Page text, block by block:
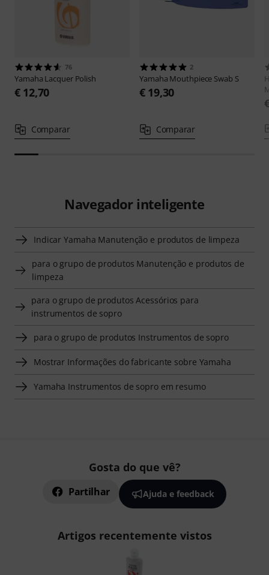
76
Yamaha Lacquer Polish
€ 12,70
Comparar
2
Yamaha Mouthpiece Swab S
€ 19,30
Comparar
Navegador inteligente
Indicar Yamaha Manutenção e produtos de limpeza
para o grupo de produtos Manutenção e produtos de
limpeza
para o grupo de produtos Acessórios para
instrumentos de sopro
para o grupo de produtos Instrumentos de sopro
Mostrar Informações do fabricante sobre Yamaha
Yamaha Instrumentos de sopro em resumo
Gosta do que vê?
Partilhar Ajuda e feedback
Artigos recentemente vistos